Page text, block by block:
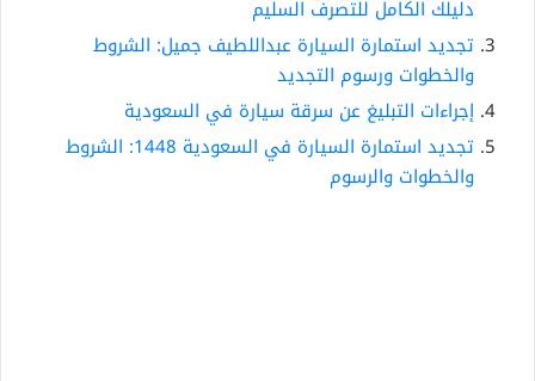
دليلك الكامل للتصرف السليم
تجديد استمارة السيارة عبداللطيف جميل: الشروط
والخطوات ورسوم التجديد
إجراءات التبليغ عن سرقة سيارة في السعودية
تجديد استمارة السيارة في السعودية 1448: الشروط
والخطوات والرسوم